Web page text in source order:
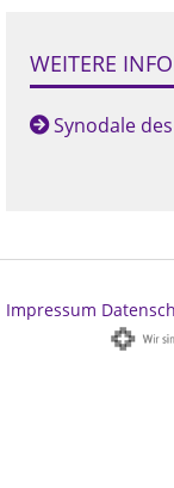
WEITERE
Synodale
Impressum